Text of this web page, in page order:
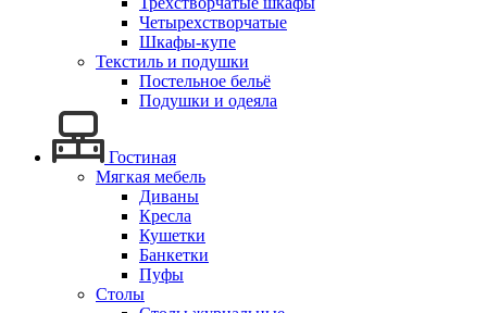
Четырехстворчатые
Шкафы-купе
Текстиль и подушки
Постельное бельё
Подушки и одеяла
Гостиная
Мягкая мебель
Диваны
Кресла
Кушетки
Банкетки
Пуфы
Столы